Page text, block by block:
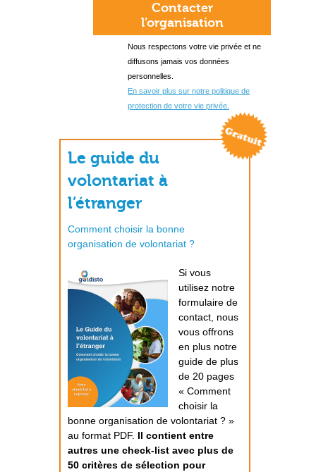
Contacter
l’organisation
Nous respectons votre vie privée et ne
diffusons jamais vos données
personnelles.
En savoir plus sur notre politique de
protection de votre vie privée.
Le guide du
volontariat à
l’étranger
Comment choisir la bonne
organisation de volontariat ?
Si vous
utilisez notre
formulaire de
contact, nous
vous offrons
en plus notre
guide de plus
de 20 pages
« Comment
choisir la
bonne organisation de volontariat ? »
au format PDF. Il contient entre
autres une check-list avec plus de
50 critères de sélection pour